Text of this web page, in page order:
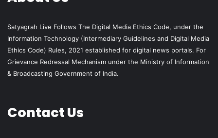
Satyagrah Live Follows The Digital Media Ethics Code, under the
Information Technology (Intermediary Guidelines and Digital Media
Ethics Code) Rules, 2021 established for digital news portals. For
Grievance Redressal Mechanism under the Ministry of Information
& Broadcasting Government of India.
Contact Us